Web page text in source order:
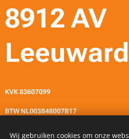
8912 AV
KVK 83607099
BTW NL003848007B17
Wij gebruiken cookies om onze